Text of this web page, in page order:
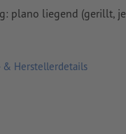
werden
Formularfeldern
plano liegend (gerillt,
& Herstellerdetails